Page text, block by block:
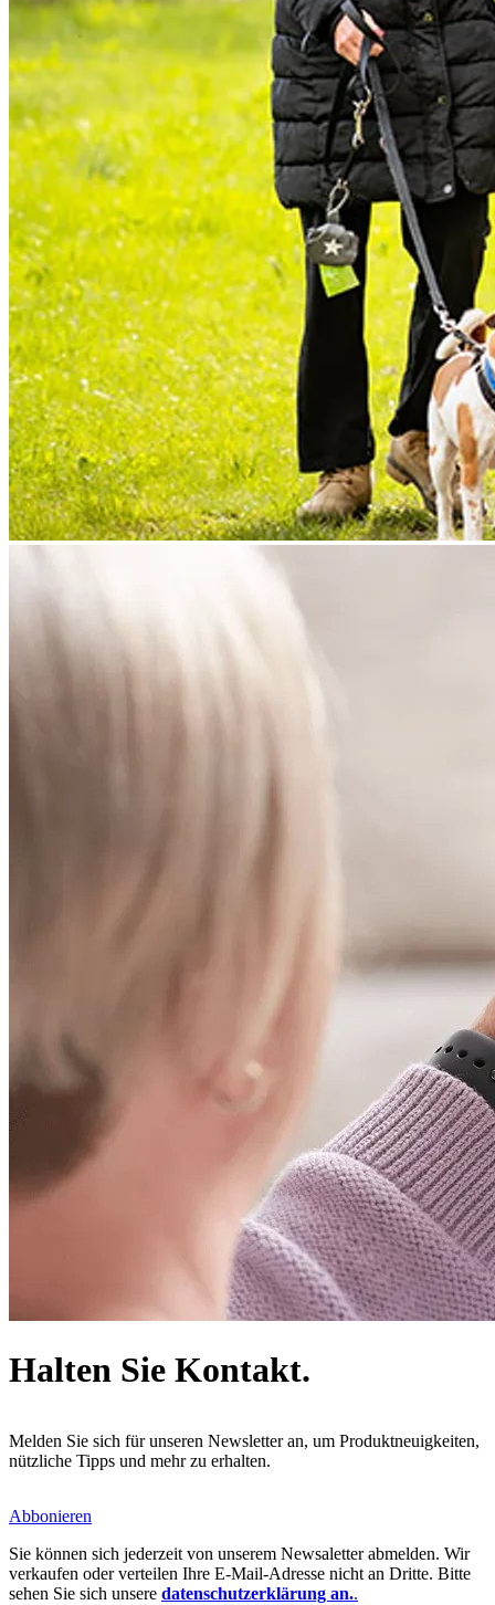
Halten Sie Kontakt.
Melden Sie sich für unseren Newsletter an, um Produktneuigkeiten,
nützliche Tipps und mehr zu erhalten.
Abbonieren
Sie können sich jederzeit von unserem Newsaletter abmelden. Wir
verkaufen oder verteilen Ihre E-Mail-Adresse nicht an Dritte. Bitte
sehen Sie sich unsere datenschutzerklärung an..